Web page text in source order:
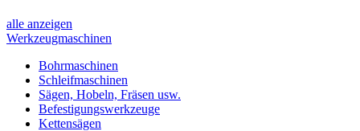
alle anzeigen
Werkzeugmaschinen
Bohrmaschinen
Schleifmaschinen
Sägen, Hobeln, Fräsen usw.
Befestigungswerkzeuge
Kettensägen